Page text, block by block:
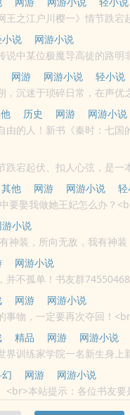
之江户川樱一》情节跌宕
提供须弥生最新清爽干净的
说
网游小说
中某位极魔导高徒的路明
网游 网游小说
轻小说
沉迷于琐碎日常，在声优
历史 网游 网游小说
由的人！新书《秦时：七
宕起伏、扣人心弦，是一
的文字章节在线阅读.
其他 网游 网游小说
要娶我做她王妃怎么办？
游小说
神装，所向无敌，我有神
的话请不要忘记向您QQ群和
网游小说
并不孤单！书友群
网游
网游小说
物，一定要再次夺回！
精品 网游 网游小说
训练家学院一名新生身上
网游
网游小说
<br>本站提示：各位书友要
朋友推荐哦！